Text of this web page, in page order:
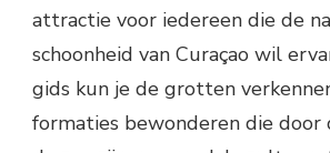
attractie voor iedereen die de
schoonheid van Curaçao wil
gids kun je de grotten
formaties bewonderen die door